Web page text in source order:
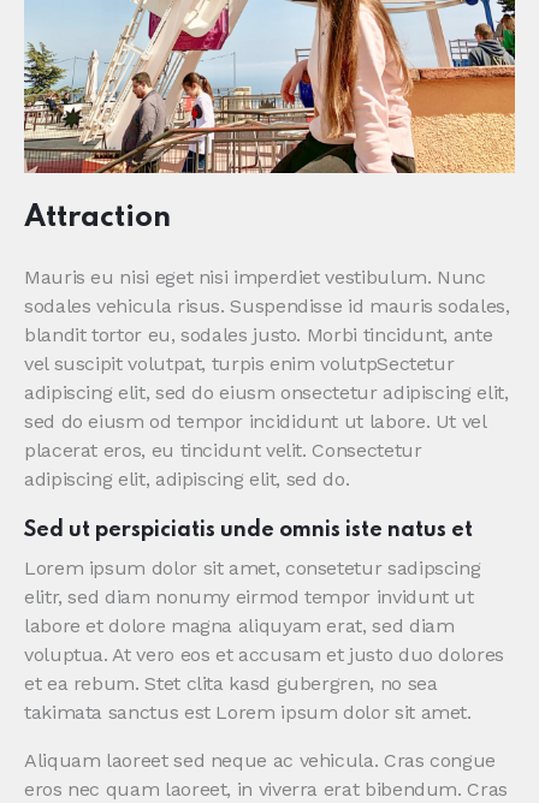
Attraction
Mauris eu nisi eget nisi imperdiet vestibulum. Nunc
sodales vehicula risus. Suspendisse id mauris sodales,
blandit tortor eu, sodales justo. Morbi tincidunt, ante
vel suscipit volutpat, turpis enim volutpSectetur
adipiscing elit, sed do eiusm onsectetur adipiscing elit,
sed do eiusm od tempor incididunt ut labore. Ut vel
placerat eros, eu tincidunt velit. Consectetur
adipiscing elit, adipiscing elit, sed do.
Sed ut perspiciatis unde omnis iste natus et
Lorem ipsum dolor sit amet, consetetur sadipscing
elitr, sed diam nonumy eirmod tempor invidunt ut
labore et dolore magna aliquyam erat, sed diam
voluptua. At vero eos et accusam et justo duo dolores
et ea rebum. Stet clita kasd gubergren, no sea
takimata sanctus est Lorem ipsum dolor sit amet.
Aliquam laoreet sed neque ac vehicula. Cras congue
eros nec quam laoreet, in viverra erat bibendum. Cras